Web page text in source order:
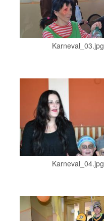
Karneval_03.jpg
Karneval_04.jpg